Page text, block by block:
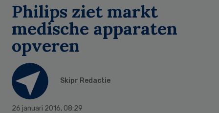
Philips ziet markt
medische apparaten
opveren
Skipr Redactie
26 januari 2016, 08:29